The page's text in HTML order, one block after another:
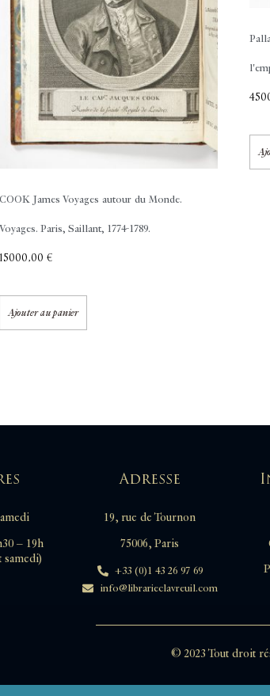
COOK James Voyages autour du Monde.
Voyages. Paris, Saillant, 1774-1789.
15000,00 €
Ajouter au panier
– 19h
samedi)
Adresse
19, rue de Tournon
75006, Paris
+33 (0)1 43 26 97 69
info@librarieclavreuil.com
© 2023 Tout droit